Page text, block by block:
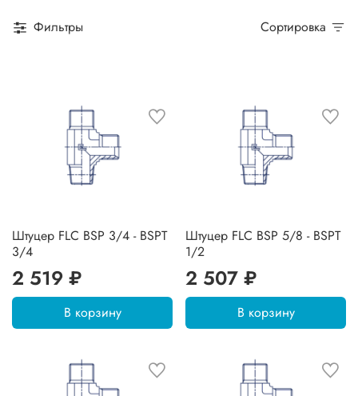
Фильтры Сортировка
Штуцер FLC BSP 3/4 - BSPT
3/4
2 519 ₽
В корзину
Штуцер FLC BSP 5/8 - BSPT
1/2
2 507 ₽
В корзину